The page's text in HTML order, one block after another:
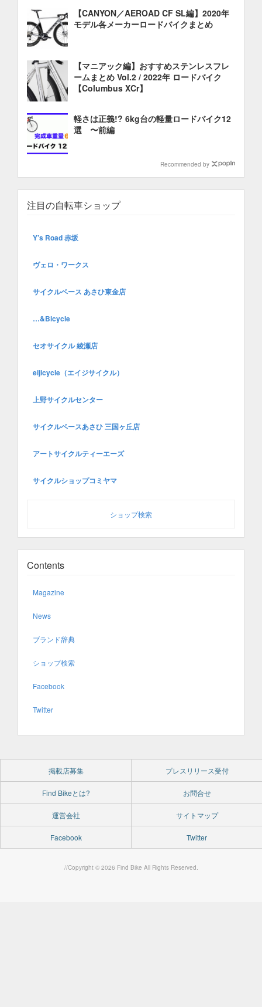
【CANYON／AEROAD CF SL編】2020年
モデル各メーカーロードバイクまとめ
【マニアック編】おすすめステンレスフレ
ームまとめ Vol.2 / 2022年 ロードバイク
【Columbus XCr】
軽さは正義!? 6kg台の軽量ロードバイク12
選 〜前編
Recommended by
注目の自転車ショップ
Y’s Road 赤坂
ヴェロ・ワークス
サイクルベース あさひ東金店
…&Bicycle
セオサイクル 綾瀬店
eijicycle（エイジサイクル）
上野サイクルセンター
サイクルベースあさひ 三国ヶ丘店
アートサイクルティーエーズ
サイクルショップコミヤマ
ショップ検索
Contents
Magazine
News
ブランド辞典
ショップ検索
Facebook
Twitter
掲載店募集 プレスリリース受付
Find Bikeとは? お問合せ
運営会社 サイトマップ
Facebook Twitter
//Copyright © 2026 Find Bike All Rights Reserved.